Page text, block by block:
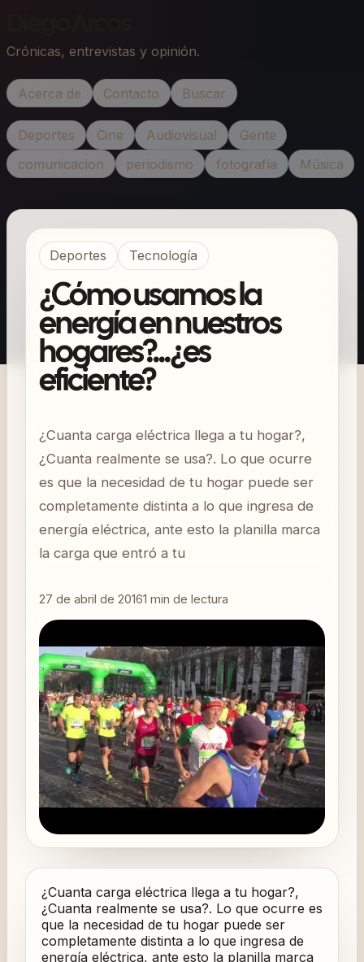
Crónicas, entrevistas y opinión.
Acerca de Contacto Buscar
Deportes Cine Audiovisual
Gente
comunicacion
periodismo fotografía Música
Deportes Tecnología
¿Cómo usamos la
energía en nuestros
hogares?...¿es
eficiente?
¿Cuanta carga eléctrica llega a tu hogar?,
¿Cuanta realmente se usa?. Lo que ocurre
es que la necesidad de tu hogar puede ser
completamente distinta a lo que ingresa de
energía eléctrica, ante esto la planilla marca
la carga que entró a tu
27 de abril de 20161 min de lectura
¿Cuanta carga eléctrica llega a tu hogar?,
¿Cuanta realmente se usa?. Lo que ocurre es
que la necesidad de tu hogar puede ser
completamente distinta a lo que ingresa de
energía eléctrica, ante esto la planilla marca